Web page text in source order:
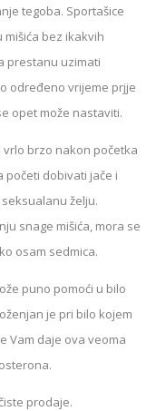
tegoba. Sportašice
bez ikakvih
prestanu uzimati
određeno vrijeme prjje
opet može nastaviti.
brzo nakon početka
početi dobivati jače i
želju.
snage mišića, mora se
osam sedmica.
puno pomoći u bilo
je pri bilo kojem
Vam daje ova veoma
prodaje.